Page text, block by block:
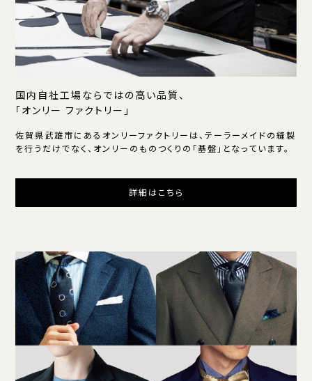
国内自社工場ならではの高い品質、
「オンリー ファクトリー」
佐賀県武雄市にあるオンリーファクトリーは、テーラーメイドの縫製
を行うだけでなく、オンリーのものつくりの「基盤」となっています。
詳細はこちら